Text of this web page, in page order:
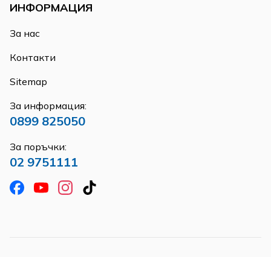
ИНФОРМАЦИЯ
За нас
Контакти
Sitemap
За информация:
0899 825050
За поръчки:
02 9751111